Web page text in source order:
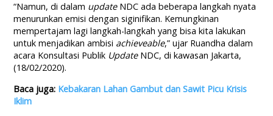
“Namun, di dalam updateNDC ada beberapa langkah nyata
menurunkan emisi dengan siginifikan. Kemungkinan
mempertajam lagi langkah-langkah yang bisa kita lakukan
untuk menjadikan ambisi achieveable,” ujar Ruandha dalam
acara Konsultasi Publik UpdateNDC, di kawasan Jakarta,
(18/02/2020).
Baca juga: Kebakaran Lahan Gambut dan Sawit Picu Krisis
Iklim